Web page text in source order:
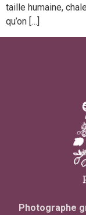
taille humaine,
qu’on […]
Photographe